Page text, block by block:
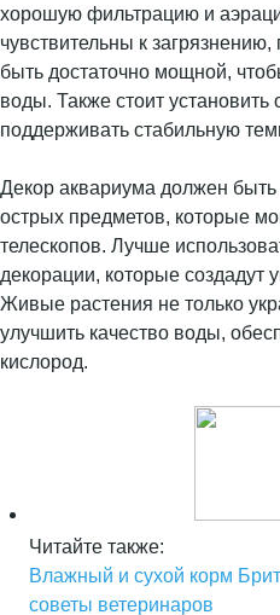
хорошую фильтрацию и
чувствительны к
быть достаточно мощной,
воды. Также стоит установить
поддерживать стабильную
Декор аквариума должен
острых предметов, которые
телескопов. Лучше
декорации, которые создадут
Живые растения не только
улучшить качество воды,
кислород.
Читайте также:
Влажный и сухой корм
советы ветеринаров